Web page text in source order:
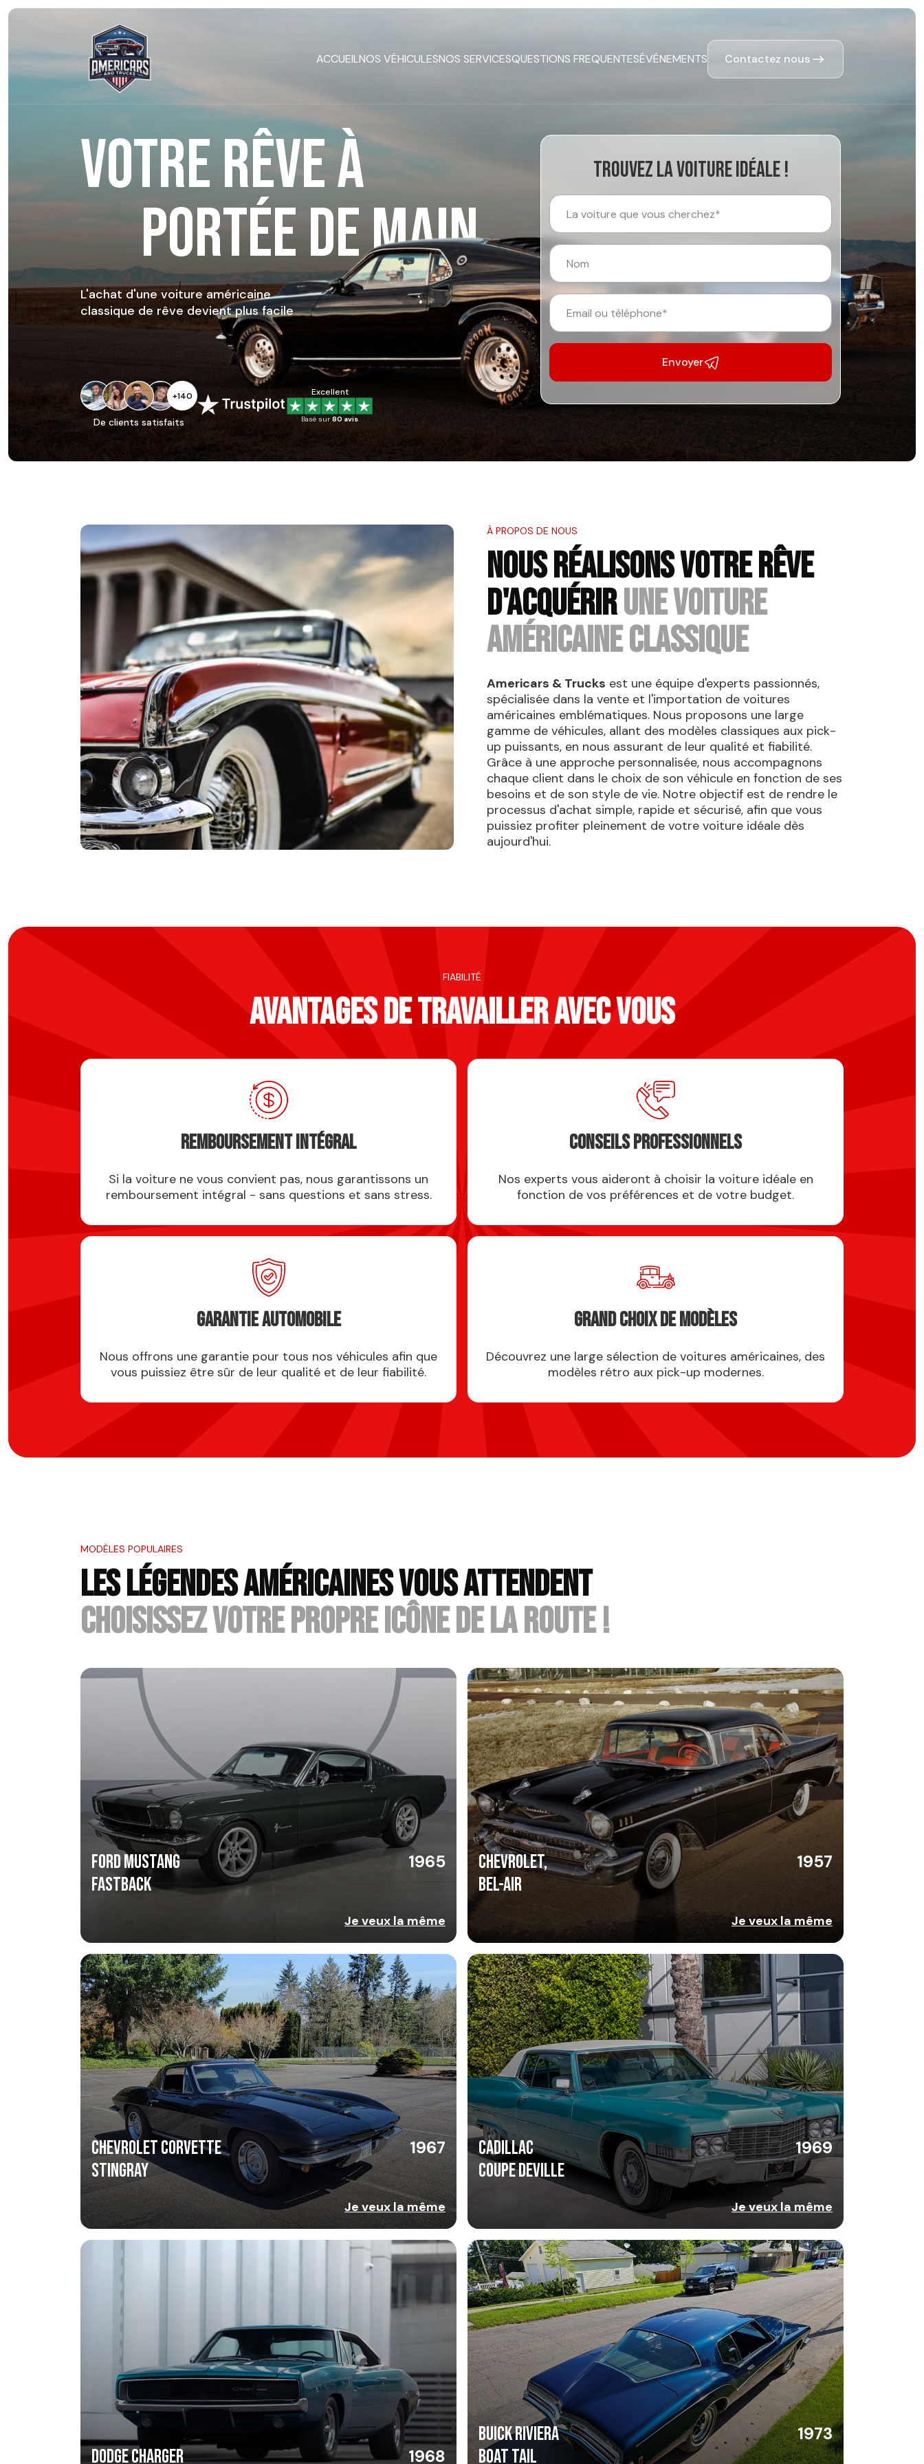
ACCUEILNOS VÉHICULESNOS SERVICESQUESTIONS FREQUENTESÉVÉNEMENTS Contactez nous
VOTRE RÊVE À
PORTÉE DE MAIN
L'achat d'une voiture américaine
classique de rêve devient plus facile
+140
De clients satisfaits
Excellent
Basé sur 80 avis
Trouvez la voiture idéale !
Envoyer
À PROPOS DE NOUS
NOUS RÉALISONS VOTRE RÊVE
D'ACQUÉRIRUNE VOITURE
AMÉRICAINE CLASSIQUE
Americars & Trucks est une équipe d'experts passionnés,
spécialisée dans la vente et l'importation de voitures
américaines emblématiques. Nous proposons une large
gamme de véhicules, allant des modèles classiques aux pick-
up puissants, en nous assurant de leur qualité et fiabilité.
Grâce à une approche personnalisée, nous accompagnons
chaque client dans le choix de son véhicule en fonction de ses
besoins et de son style de vie. Notre objectif est de rendre le
processus d'achat simple, rapide et sécurisé, afin que vous
puissiez profiter pleinement de votre voiture idéale dès
aujourd'hui.
FIABILITÉ
AVANTAGES DE TRAVAILLER AVEC VOUS
Remboursement intégral
Si la voiture ne vous convient pas, nous garantissons un
remboursement intégral - sans questions et sans stress.
Conseils professionnels
Nos experts vous aideront à choisir la voiture idéale en
fonction de vos préférences et de votre budget.
Garantie automobile
Nous offrons une garantie pour tous nos véhicules afin que
vous puissiez être sûr de leur qualité et de leur fiabilité.
Grand choix de modèles
Découvrez une large sélection de voitures américaines, des
modèles rétro aux pick-up modernes.
MODÈLES POPULAIRES
LES LÉGENDES AMÉRICAINES VOUS ATTENDENT
CHOISISSEZ VOTRE PROPRE ICÔNE DE LA ROUTE !
FORD MUSTANG
FASTBACK
1965
Je veux la même
CHEVROLET,
BEL-AIR
1957
Je veux la même
Chevrolet Corvette
Stingray
1967
Je veux la même
Cadillac
Coupe Deville
1969
Je veux la même
Dodge Charger 1968
Buick Riviera
Boat Tail
1973